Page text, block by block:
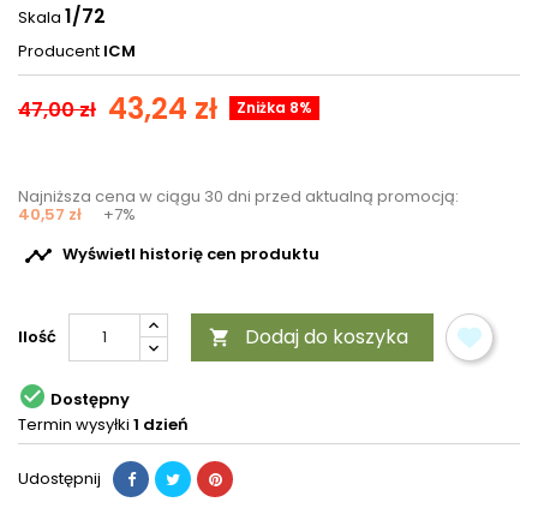
Skala 1/72
Producent ICM
47,00 zł 43,24 zł Zniżka 8%
Najniższa cena w ciągu 30 dni przed aktualną promocją:
40,57 zł +7%
 Wyświetl historię cen produktu
Ilość  Dodaj do koszyka
 Dostępny
Termin wysyłki 1 dzień
Udostępnij